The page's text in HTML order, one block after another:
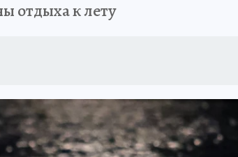
отдыха к лету